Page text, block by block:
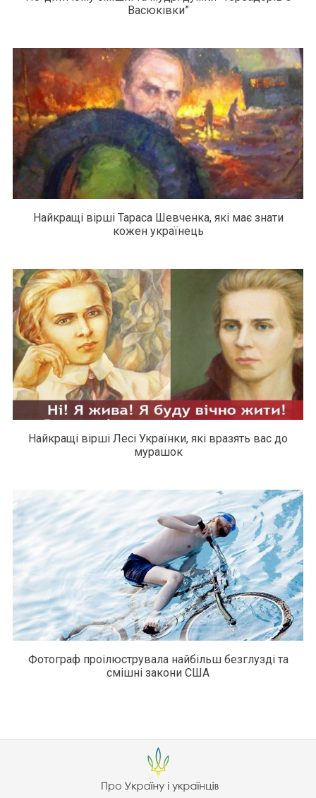
Васюківки”
Найкращі вірші Тараса Шевченка, які має знати
кожен українець
Найкращі вірші Лесі Українки, які вразять вас до
мурашок
Фотограф проілюструвала найбільш безглузді та
смішні закони США